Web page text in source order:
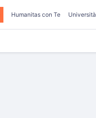
Humanitas con Te Università